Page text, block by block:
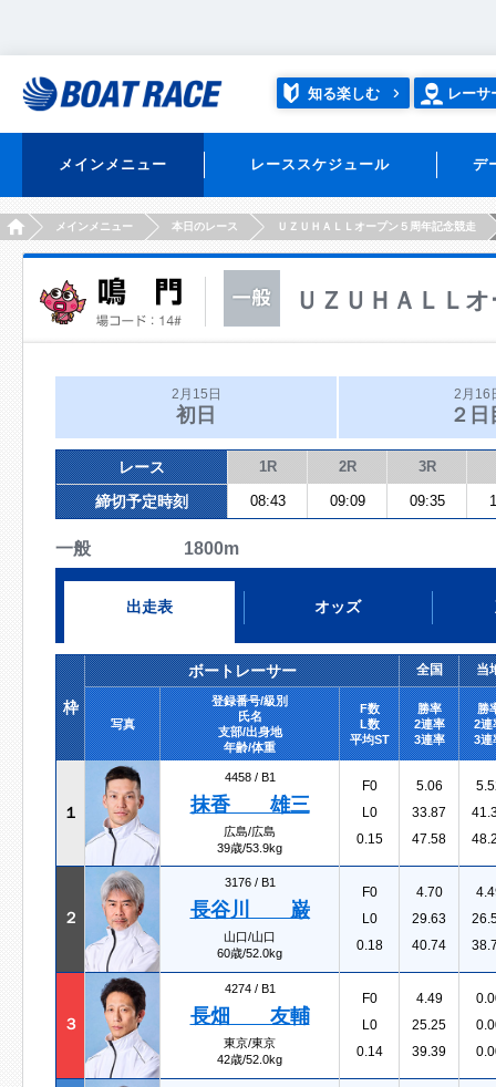
知る楽しむ レーサ
メインメニュー レーススケジュール デ
HOMEメインメニュー 本日のレース ＵＺＵＨＡＬＬオープン５周年記念競走
ＵＺＵＨＡＬＬ
2月15日
初日
2月16
２日
レース 1R 2R 3R
締切予定時刻 08:43 09:09 09:35
一般 1800m
出走表 オッズ
枠
ボートレーサー 全国 当
写真
登録番号/級別
氏名
支部/出身地
年齢/体重
F数
L数
平均ST
勝率
2連率
3連率
勝
2連
3連
１
4458 / B1
抹香 雄三
広島/広島
39歳/53.9kg
F0
L0
0.15
5.06
33.87
47.58
２
3176 / B1
長谷川 巌
山口/山口
60歳/52.0kg
F0
L0
0.18
4.70
29.63
40.74
３
4274 / B1
長畑 友輔
東京/東京
42歳/52.0kg
F0
L0
0.14
4.49
25.25
39.39